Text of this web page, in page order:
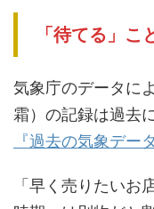
「待てる」
気象庁のデータに
霜）の記録は過去
『過去の気象デー
「早く売りたいお